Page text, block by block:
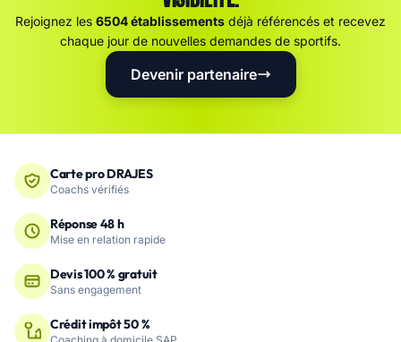
Rejoignez les 6504 établissements déjà référencés et recevez
chaque jour de nouvelles demandes de sportifs.
Devenir partenaire
Carte pro DRAJES
Coachs vérifiés
Réponse 48 h
Mise en relation rapide
Devis 100 % gratuit
Sans engagement
Crédit impôt 50 %